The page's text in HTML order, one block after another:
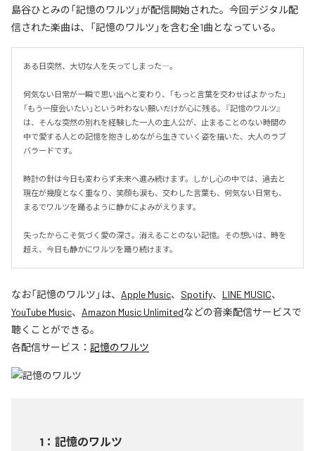
島谷ひとみの「記憶のワルツ」が配信開始された。今回デジタル配
信された楽曲は、「記憶のワルツ」を含む全1曲となっている。
ある日突然、大切な人を失ってしまった―。
何気ない日常が一瞬で思い出へと変わり、「もっと言葉を交わせばよかった」
「もう一度会いたい」という叶わない願いだけが心に残る。『記憶のワルツ』
は、そんな突然の別れを経験した一人の主人公が、止まることのない時間の
中で愛する人との記憶を抱きしめながら生きていく姿を描いた、大人のラブ
バラードです。
時計の針は今日も変わらず未来へ進み続けます。しかし心の中では、過去と
現在が幾度となく重なり、笑顔も涙も、交わした言葉も、何気ない日常も、
まるでワルツを踊るように静かによみがえります。
失ったからこそ気づく愛の深さ。消えることのない記憶。その想いは、時を
超え、今日も静かにワルツを踊り続けます。
なお「記憶のワルツ 」は、 Apple Music、 Spotify、 LINE MUSIC、
YouTube Music、 Amazon Music Unlimitedなどの音楽配信サービスで
聴くことができる。
各配信サービス： 記憶のワルツ
1 ： 記憶のワルツ